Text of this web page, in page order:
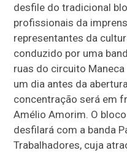
desfile do tradicional
profissionais da
representantes da
conduzido por uma
ruas do circuito
um dia antes da
concentração será em
Amélio Amorim. O
desfilará com a banda
Trabalhadores, cuja